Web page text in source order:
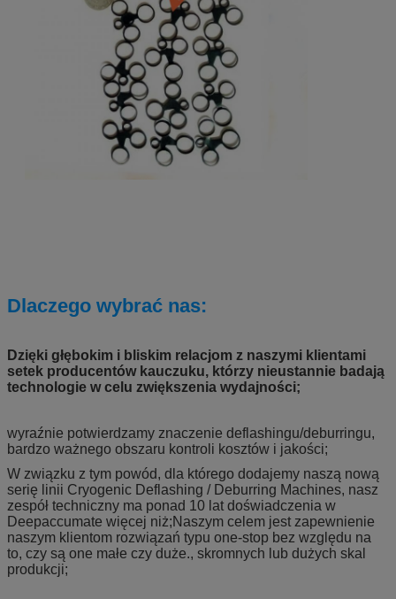
Dlaczego wybrać nas:
Dzięki głębokim i bliskim relacjom z naszymi klientami
setek producentów kauczuku, którzy nieustannie badają
technologie w celu zwiększenia wydajności;
wyraźnie potwierdzamy znaczenie deflashingu/deburringu,
bardzo ważnego obszaru kontroli kosztów i jakości;
W związku z tym powód, dla którego dodajemy naszą nową
serię linii Cryogenic Deflashing / Deburring Machines, nasz
zespół techniczny ma ponad 10 lat doświadczenia w
Deepaccumate więcej niż;Naszym celem jest zapewnienie
naszym klientom rozwiązań typu one-stop bez względu na
to, czy są one małe czy duże., skromnych lub dużych skal
produkcji;